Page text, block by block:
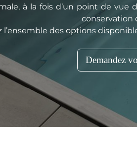
à la fois d’un point de vue
conservation
l’ensemble des options
Demandez